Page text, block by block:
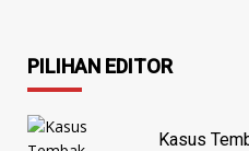
PILIHAN EDITOR
Kasus